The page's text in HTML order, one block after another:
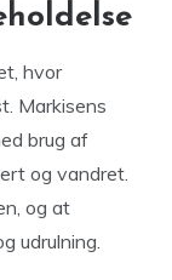
hvor
Markisens
brug af
og vandret.
og at
udrulning.